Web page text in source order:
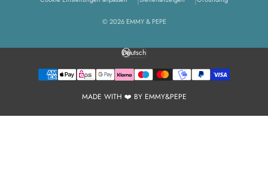
© 2026 EMMY & PEPE
MADE WITH ❤️ BY EMMY&PEPE
Sprache
Deutsch